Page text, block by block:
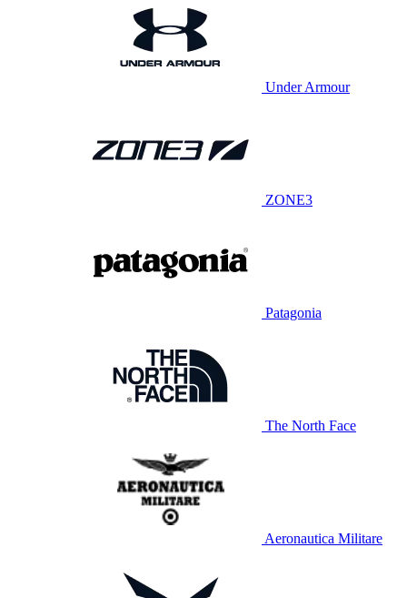
Under Armour
ZONE3
Patagonia
The North Face
Aeronautica Militare